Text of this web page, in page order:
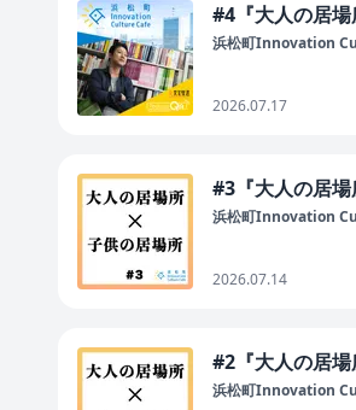
#4『大人の居
浜松町Innovation
2026.07.17
#3『大人の居
浜松町Innovation
2026.07.14
#2『大人の居
浜松町Innovation